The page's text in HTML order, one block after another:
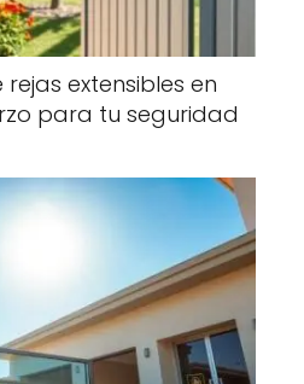
extensibles en
para tu seguridad